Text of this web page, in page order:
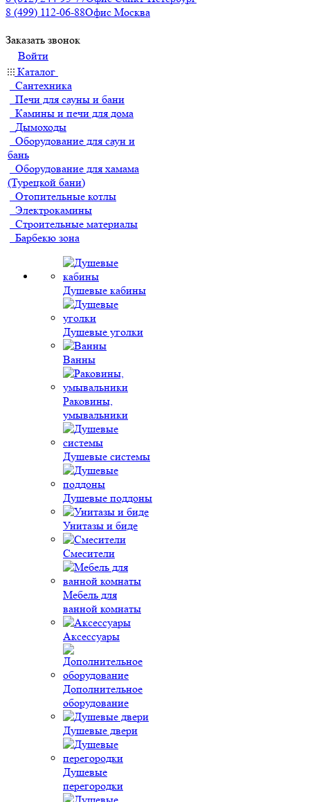
8 (499) 112-06-88Офис Москва
Заказать звонок
Войти
Каталог
Сантехника
Печи для сауны и бани
Камины и печи для дома
Дымоходы
Оборудование для саун и
бань
Оборудование для хамама
(Турецкой бани)
Отопительные котлы
Электрокамины
Строительные материалы
Барбекю зона
Душевые кабины
Душевые уголки
Ванны
Раковины,
умывальники
Душевые системы
Душевые поддоны
Унитазы и биде
Смесители
Мебель для
ванной комнаты
Аксессуары
Дополнительное
оборудование
Душевые двери
Душевые
перегородки